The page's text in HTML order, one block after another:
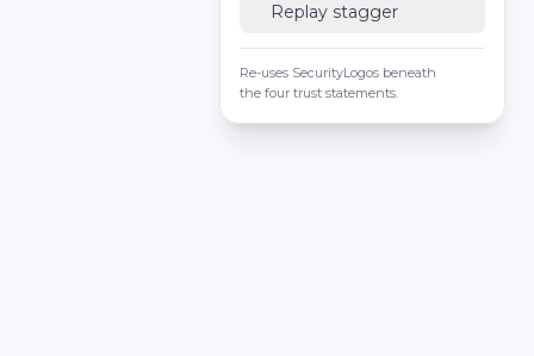
Replay stagger
Re-uses SecurityLogos beneath
the four trust statements.